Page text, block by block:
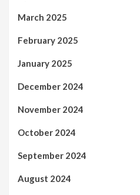
March 2025
February 2025
January 2025
December 2024
November 2024
October 2024
September 2024
August 2024